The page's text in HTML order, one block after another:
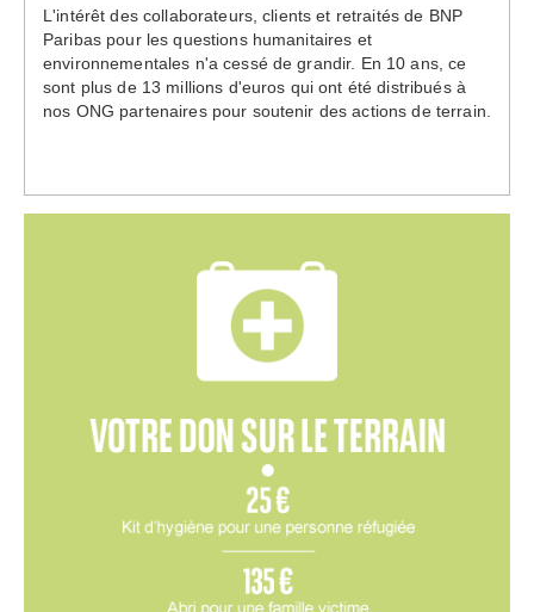
L'intérêt des collaborateurs, clients et retraités de BNP
Paribas pour les questions humanitaires et
environnementales n'a cessé de grandir. En 10 ans, ce
sont plus de 13 millions d'euros qui ont été distribués à
nos ONG partenaires pour soutenir des actions de terrain.